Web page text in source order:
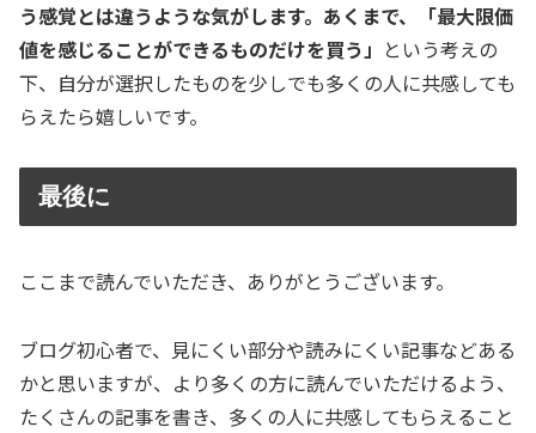
う感覚とは違うような気がします。あくまで、「最大限価
値を感じることができるものだけを買う」 という考えの
下、自分が選択したものを少しでも多くの人に共感しても
らえたら嬉しいです。
最後に
ここまで読んでいただき、ありがとうございます。
ブログ初心者で、見にくい部分や読みにくい記事などある
かと思いますが、より多くの方に読んでいただけるよう、
たくさんの記事を書き、多くの人に共感してもらえること